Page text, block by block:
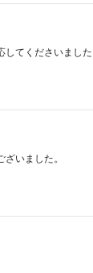
てくださいまし
いました。